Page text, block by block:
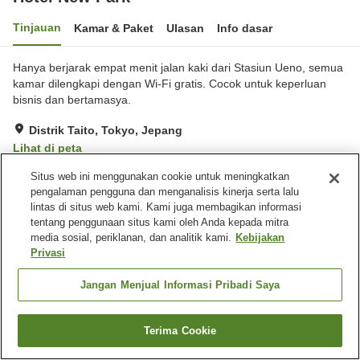
Tinjauan Kamar & Paket Ulasan Info dasar
Hanya berjarak empat menit jalan kaki dari Stasiun Ueno, semua
kamar dilengkapi dengan Wi-Fi gratis. Cocok untuk keperluan
bisnis dan bertamasya.
Distrik Taito, Tokyo, Jepang
Lihat di peta
Baik Ulasan:309
Fasilitas properti
Pengiriman ke rumah
Layanan bangun tidur
Mesin penjual otomatis
Beranda Jepang Tokyo Distrik Taito Hotel New Park
Cari kamar
Situs web ini menggunakan cookie untuk meningkatkan
pengalaman pengguna dan menganalisis kinerja serta lalu
lintas di situs web kami. Kami juga membagikan informasi
tentang penggunaan situs kami oleh Anda kepada mitra
media sosial, periklanan, dan analitik kami. Kebijakan
Privasi
Jangan Menjual Informasi Pribadi Saya
Terima Cookie